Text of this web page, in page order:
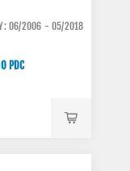
06/2006 - 05/2018
PDC